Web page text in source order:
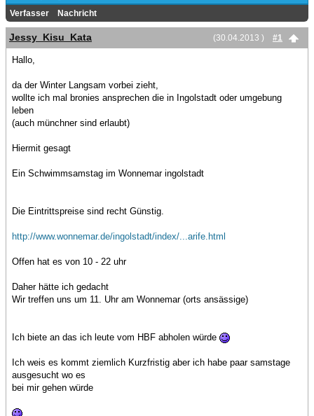
Verfasser Nachricht
(30.04.2013 ) #1
Jessy_Kisu_Kata
Hallo,
da der Winter Langsam vorbei zieht,
wollte ich mal bronies ansprechen die in Ingolstadt oder umgebung
leben
(auch münchner sind erlaubt)
Hiermit gesagt
Ein Schwimmsamstag im Wonnemar ingolstadt
Die Eintrittspreise sind recht Günstig.
http://www.wonnemar.de/ingolstadt/index/...arife.html
Offen hat es von 10 - 22 uhr
Daher hätte ich gedacht
Wir treffen uns um 11. Uhr am Wonnemar (orts ansässige)
Ich biete an das ich leute vom HBF abholen würde
Ich weis es kommt ziemlich Kurzfristig aber ich habe paar samstage
ausgesucht wo es
bei mir gehen würde